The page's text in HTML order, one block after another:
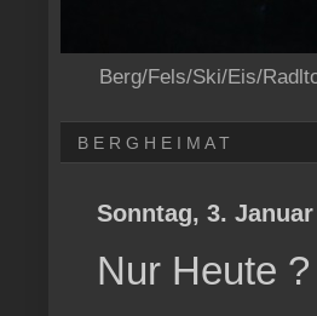
Berg/Fels/Ski/Eis/
B E R G H E I M A T
Sonntag, 3. Januar
Nur Heute